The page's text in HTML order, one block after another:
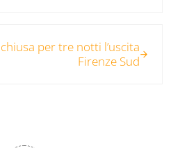
per tre notti l’uscita
Firenze Sud